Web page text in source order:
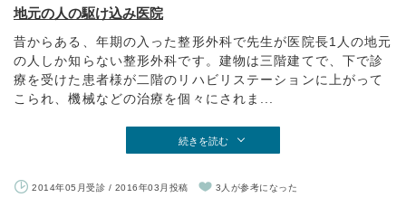
地元の人の駆け込み医院
昔からある、年期の入った整形外科で先生が医院長1人の地元
の人しか知らない整形外科です。建物は三階建てで、下で診
療を受けた患者様が二階のリハビリステーションに上がって
こられ、機械などの治療を個々にされま...
続きを読む
2014年05月受診 / 2016年03月投稿 3人が参考になった